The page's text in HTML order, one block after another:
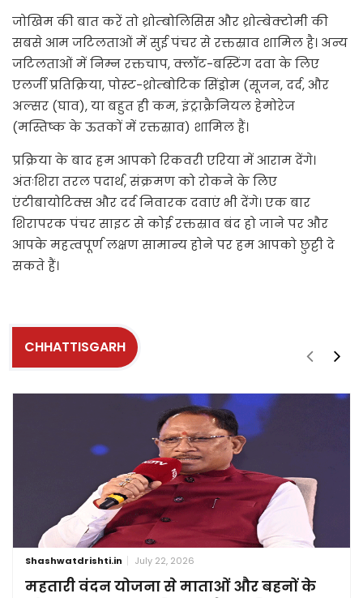
जोखिम की बात करें तो थ्रोम्बोलिसिस और थ्रोम्बेक्टोमी की
सबसे आम जटिलताओं में सुई पंचर से रक्तस्राव शामिल है। अन्य
जटिलताओं में निम्न रक्तचाप, क्लॉट-बस्टिंग दवा के लिए
एलर्जी प्रतिक्रिया, पोस्ट-थ्रोम्बोटिक सिंड्रोम (सूजन, दर्द, और
अल्सर (घाव), या बहुत ही कम, इंट्राक्रैनियल हेमोरेज
(मस्तिष्क के ऊतकों में रक्तस्राव) शामिल हैं।
प्रक्रिया के बाद हम आपको रिकवरी एरिया में आराम देंगे।
अंतःशिरा तरल पदार्थ, संक्रमण को रोकने के लिए
एंटीबायोटिक्स और दर्द निवारक दवाएं भी देंगे। एक बार
शिरापरक पंचर साइट से कोई रक्तस्राव बंद हो जाने पर और
आपके महत्वपूर्ण लक्षण सामान्य होने पर हम आपको छुट्टी दे
सकते हैं।
CHHATTISGARH
Shashwatdrishti.in July 22, 2026
महतारी वंदन योजना से माताओं और बहनों के